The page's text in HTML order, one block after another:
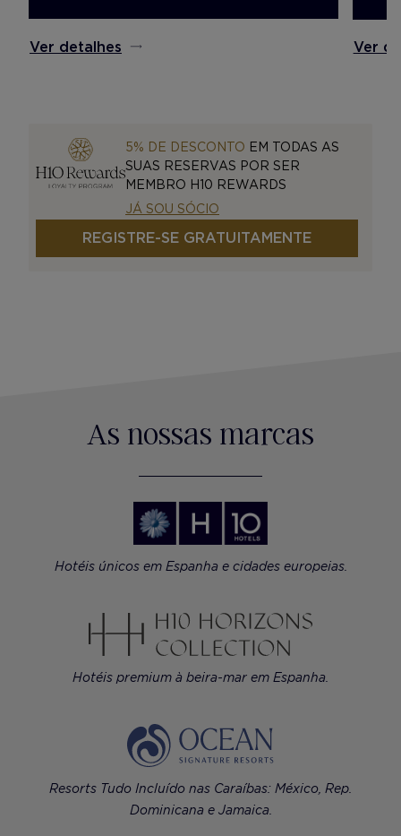
Ver detalhes Ver
5% DE DESCONTO EM TODAS AS
SUAS RESERVAS POR SER
MEMBRO H10 REWARDS
JÁ SOU SÓCIO
REGISTRE-SE GRATUITAMENTE
As nossas marcas
Hotéis únicos em Espanha e cidades europeias.
Hotéis premium à beira-mar em Espanha.
Resorts Tudo Incluído nas Caraíbas: México, Rep.
Dominicana e Jamaica.